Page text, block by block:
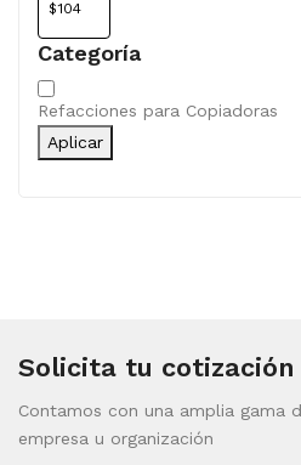
Categoría
Categoría
Refacciones para Copiadoras
Aplicar
Solicita tu
Contamos con una amplia gama
empresa u organización